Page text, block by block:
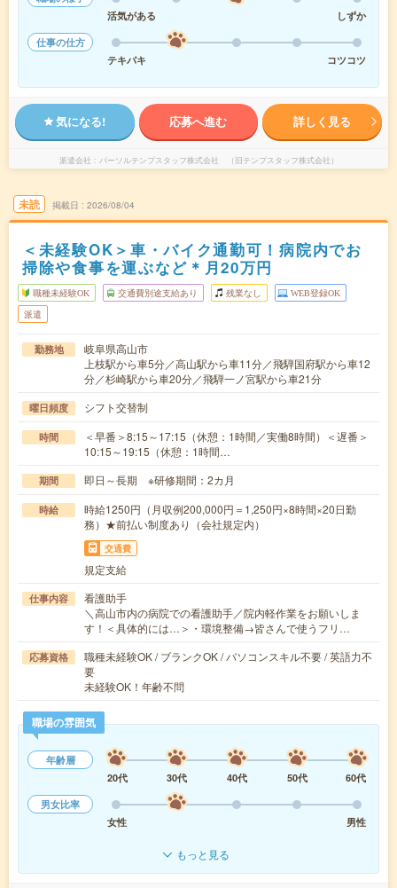
活気がある
しずか
仕事の仕方
テキパキ
コツコツ
気になる! 応募へ進む 詳しく見る
派遣会社 パーソルテンプスタッフ株式会社 （旧テンプスタッフ株式会社）
未読 掲載日 2026/08/04
＜未経験OK＞車・バイク通勤可！病院内でお
掃除や食事を運ぶなど＊月20万円
職種未経験OK 交通費別途支給あり 残業なし WEB登録OK
派遣
勤務地
岐阜県高山市
上枝駅から車5分／高山駅から車11分／飛騨国府駅から車12
分／杉崎駅から車20分／飛騨一ノ宮駅から車21分
曜日頻度 シフト交替制
時間
＜早番＞8:15～17:15（休憩：1時間／実働8時間）＜遅番＞
10:15～19:15（休憩：1時間…
期間 即日～長期 ※研修期間：2カ月
時給
時給1250円（月収例200,000円＝1,250円×8時間×20日勤
務）★前払い制度あり（会社規定内）
交通費
規定支給
仕事内容
看護助手
＼高山市内の病院での看護助手／院内軽作業をお願いしま
す！＜具体的には…＞・環境整備→皆さんで使うフリ…
応募資格
職種未経験OK / ブランクOK / パソコンスキル不要 / 英語力不
要
未経験OK！年齢不問
職場の雰囲気
年齢層
20代
30代 40代 50代
60代
男女比率
女性
男性
もっと見る